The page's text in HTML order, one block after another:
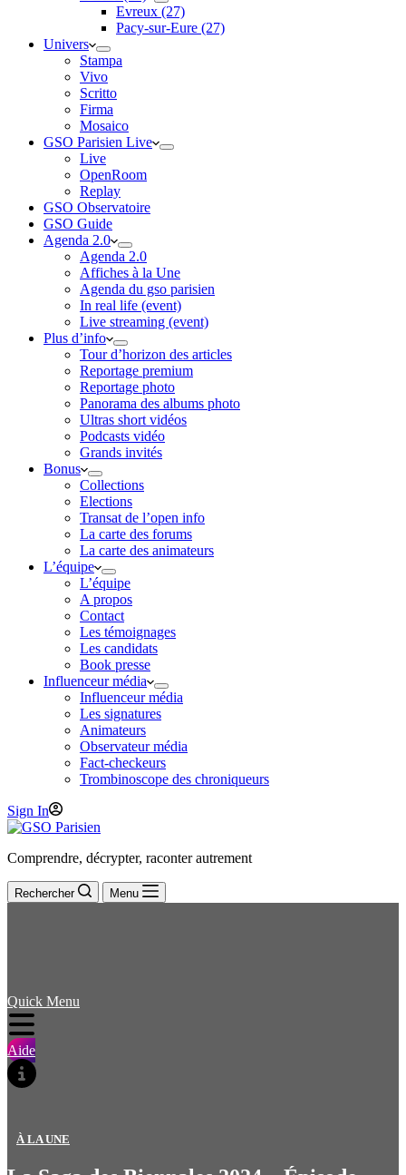
Evreux (27)
Pacy-sur-Eure (27)
Univers
Stampa
Vivo
Scritto
Firma
Mosaico
GSO Parisien Live
Live
OpenRoom
Replay
GSO Observatoire
GSO Guide
Agenda 2.0
Agenda 2.0
Affiches à la Une
Agenda du gso parisien
In real life (event)
Live streaming (event)
Plus d’info
Tour d’horizon des articles
Reportage premium
Reportage photo
Panorama des albums photo
Ultras short vidéos
Podcasts vidéo
Grands invités
Bonus
Collections
Elections
Transat de l’open info
La carte des forums
La carte des animateurs
L’équipe
L’équipe
A propos
Contact
Les témoignages
Les candidats
Book presse
Influenceur média
Influenceur média
Les signatures
Animateurs
Observateur média
Fact-checkeurs
Trombinoscope des chroniqueurs
Sign In
Comprendre, décrypter, raconter autrement
Rechercher Menu
Quick Menu
Aide
À LA UNE